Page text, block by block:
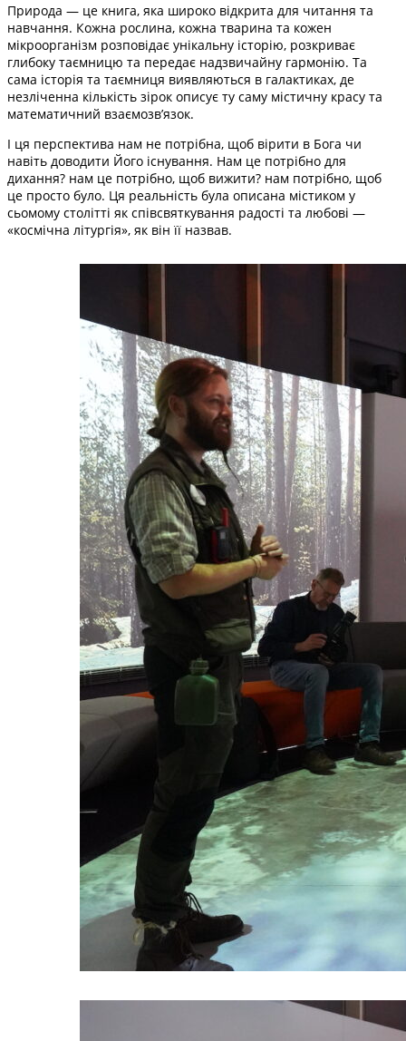
Природа — це книга, яка широко відкрита для читання та
навчання. Кожна рослина, кожна тварина та кожен
мікроорганізм розповідає унікальну історію, розкриває
глибоку таємницю та передає надзвичайну гармонію. Та
сама історія та таємниця виявляються в галактиках, де
незліченна кількість зірок описує ту саму містичну красу та
математичний взаємозв’язок.
І ця перспектива нам не потрібна, щоб вірити в Бога чи
навіть доводити Його існування. Нам це потрібно для
дихання? нам це потрібно, щоб вижити? нам потрібно, щоб
це просто було. Ця реальність була описана містиком у
сьомому столітті як співсвяткування радості та любові —
«космічна літургія», як він її назвав.